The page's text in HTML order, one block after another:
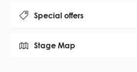
Special offers
Stage Map